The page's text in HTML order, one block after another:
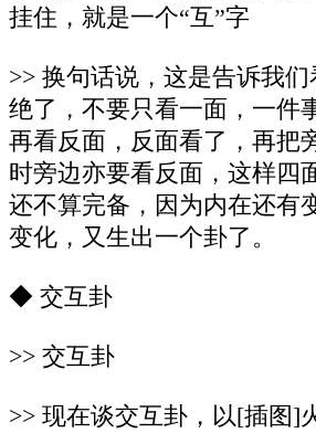
挂住，就是一个“互”字
>> 换句话说，这是告诉我
绝了，不要只看一面，一件
再看反面，反面看了，再把
时旁边亦要看反面，这样四
还不算完备，因为内在还有
变化，又生出一个卦了。
◆ 交互卦
>> 交互卦
>> 现在谈交互卦，以[插图]